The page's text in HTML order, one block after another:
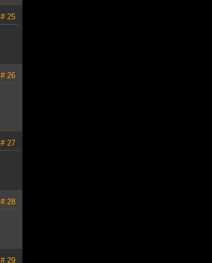
# 25
# 26
# 27
# 28
# 29